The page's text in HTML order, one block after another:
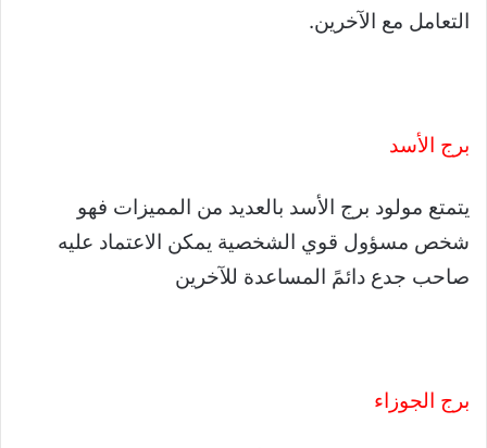
التعامل مع الآخرين.
برج الأسد
يتمتع مولود برج الأسد بالعديد من المميزات فهو
شخص مسؤول قوي الشخصية يمكن الاعتماد عليه
صاحب جدع دائمً المساعدة للآخرين
برج الجوزاء